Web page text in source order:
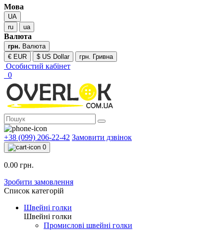
Мова
UA
ru
ua
Валюта
грн. Валюта
€ EUR
$ US Dollar грн. Гривна
Особистий кабінет
0
+38 (099) 206-22-42 Замовити дзвінок
0
0.00 грн.
Зробити замовлення
Список категорій
Швейні голки
Швейні голки
Промислові швейні голки